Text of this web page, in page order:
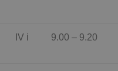
IV i 9.00 – 9.20